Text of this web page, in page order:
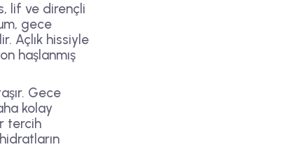
lif ve dirençli
gece
Açlık hissiyle
haşlanmış
Gece
kolay
tercih